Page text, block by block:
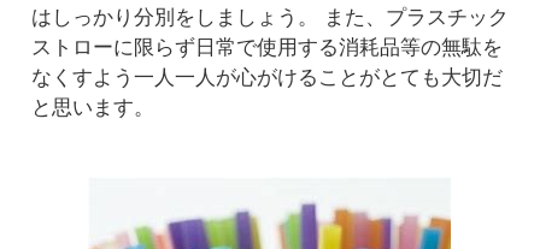
はしっかり分別をしましょう。 また、プラスチック
ストローに限らず日常で使用する消耗品等の無駄を
なくすよう一人一人が心がけることがとても大切だ
と思います。